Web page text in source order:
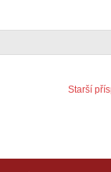
Starší